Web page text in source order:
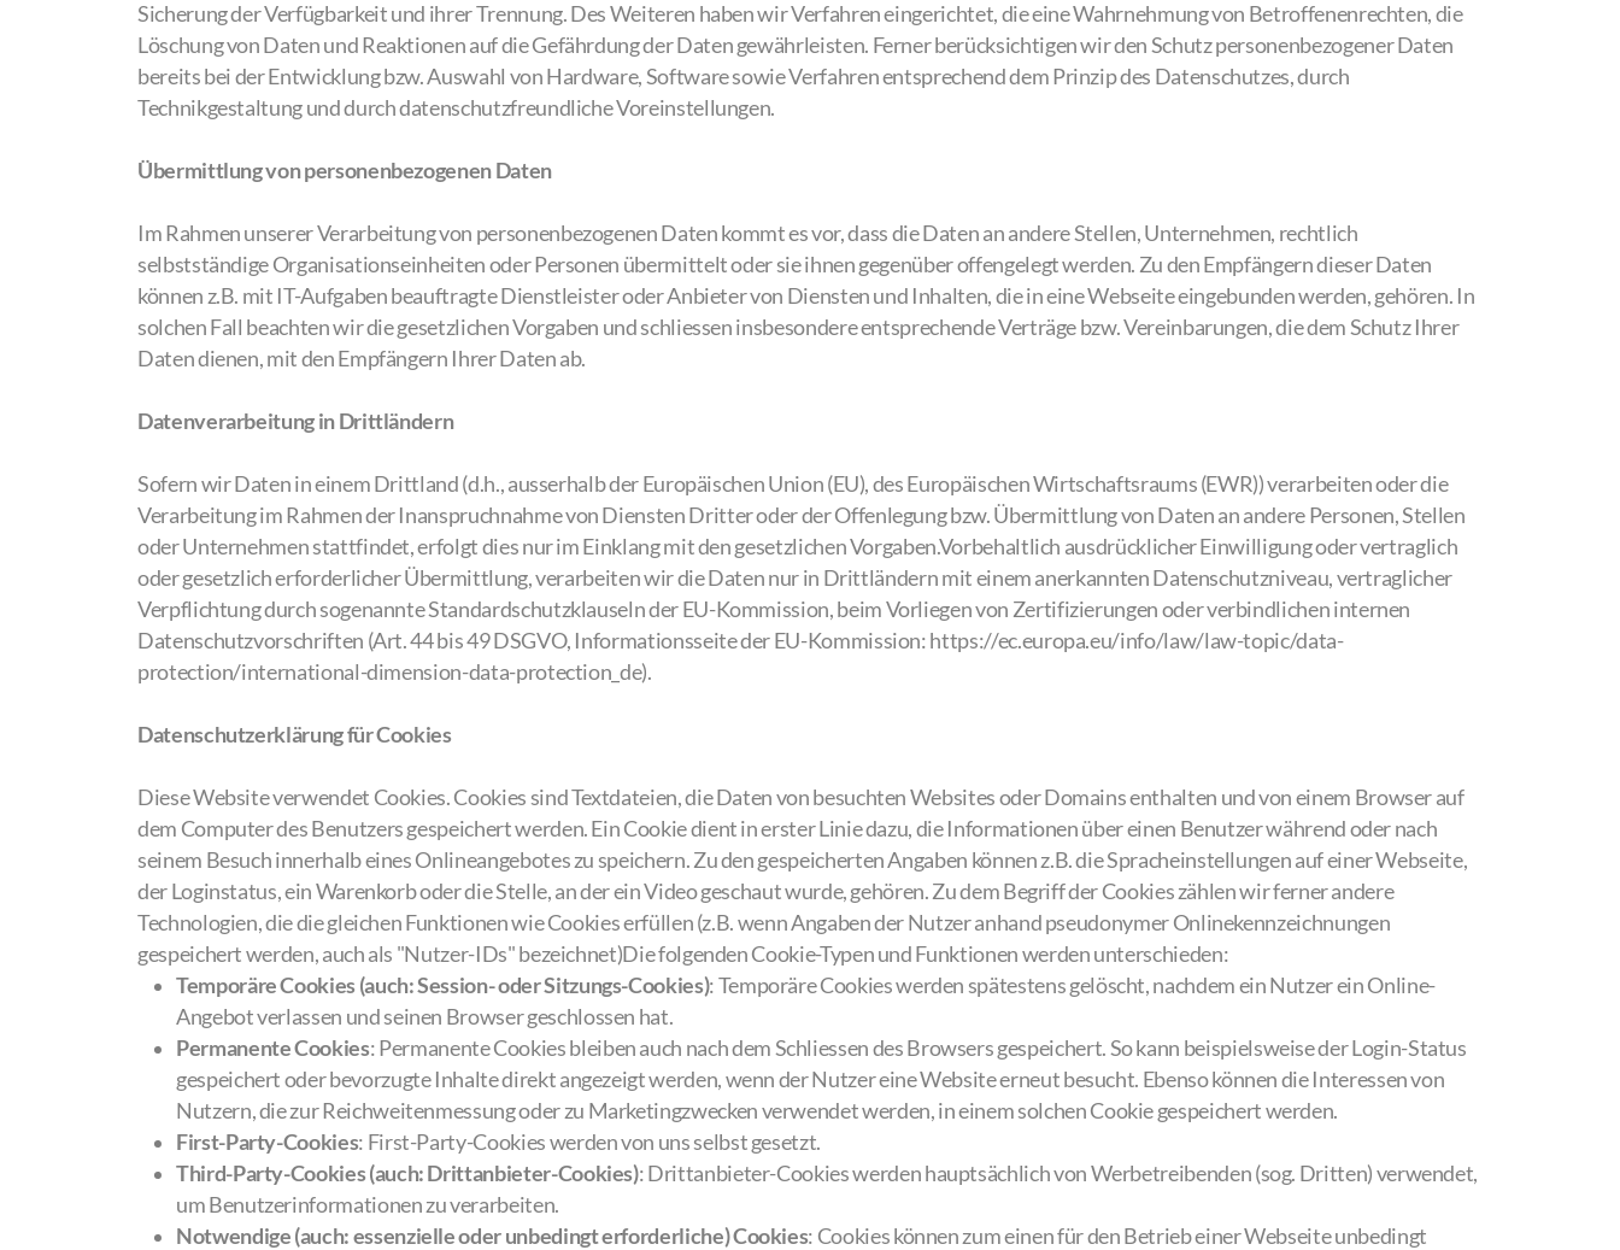
Sicherung der Verfügbarkeit und ihrer Trennung. Des Weiteren haben wir Verfahren eingerichtet, die eine Wahrnehmung von Betroffenenrechten, die
Löschung von Daten und Reaktionen auf die Gefährdung der Daten gewährleisten. Ferner berücksichtigen wir den Schutz personenbezogener Daten
bereits bei der Entwicklung bzw. Auswahl von Hardware, Software sowie Verfahren entsprechend dem Prinzip des Datenschutzes, durch
Technikgestaltung und durch datenschutzfreundliche Voreinstellungen.
Übermittlung von personenbezogenen Daten
Im Rahmen unserer Verarbeitung von personenbezogenen Daten kommt es vor, dass die Daten an andere Stellen, Unternehmen, rechtlich
selbstständige Organisationseinheiten oder Personen übermittelt oder sie ihnen gegenüber offengelegt werden. Zu den Empfängern dieser Daten
können z.B. mit IT-Aufgaben beauftragte Dienstleister oder Anbieter von Diensten und Inhalten, die in eine Webseite eingebunden werden, gehören. In
solchen Fall beachten wir die gesetzlichen Vorgaben und schliessen insbesondere entsprechende Verträge bzw. Vereinbarungen, die dem Schutz Ihrer
Daten dienen, mit den Empfängern Ihrer Daten ab.
Datenverarbeitung in Drittländern
Sofern wir Daten in einem Drittland (d.h., ausserhalb der Europäischen Union (EU), des Europäischen Wirtschaftsraums (EWR)) verarbeiten oder die
Verarbeitung im Rahmen der Inanspruchnahme von Diensten Dritter oder der Offenlegung bzw. Übermittlung von Daten an andere Personen, Stellen
oder Unternehmen stattfindet, erfolgt dies nur im Einklang mit den gesetzlichen Vorgaben.Vorbehaltlich ausdrücklicher Einwilligung oder vertraglich
oder gesetzlich erforderlicher Übermittlung, verarbeiten wir die Daten nur in Drittländern mit einem anerkannten Datenschutzniveau, vertraglicher
Verpflichtung durch sogenannte Standardschutzklauseln der EU-Kommission, beim Vorliegen von Zertifizierungen oder verbindlichen internen
Datenschutzvorschriften (Art. 44 bis 49 DSGVO, Informationsseite der EU-Kommission: https://ec.europa.eu/info/law/law-topic/data-
protection/international-dimension-data-protection_de).
Datenschutzerklärung für Cookies
Diese Website verwendet Cookies. Cookies sind Textdateien, die Daten von besuchten Websites oder Domains enthalten und von einem Browser auf
dem Computer des Benutzers gespeichert werden. Ein Cookie dient in erster Linie dazu, die Informationen über einen Benutzer während oder nach
seinem Besuch innerhalb eines Onlineangebotes zu speichern. Zu den gespeicherten Angaben können z.B. die Spracheinstellungen auf einer Webseite,
der Loginstatus, ein Warenkorb oder die Stelle, an der ein Video geschaut wurde, gehören. Zu dem Begriff der Cookies zählen wir ferner andere
Technologien, die die gleichen Funktionen wie Cookies erfüllen (z.B. wenn Angaben der Nutzer anhand pseudonymer Onlinekennzeichnungen
gespeichert werden, auch als "Nutzer-IDs" bezeichnet)Die folgenden Cookie-Typen und Funktionen werden unterschieden:
Temporäre Cookies (auch: Session- oder Sitzungs-Cookies): Temporäre Cookies werden spätestens gelöscht, nachdem ein Nutzer ein Online-
Angebot verlassen und seinen Browser geschlossen hat.
Permanente Cookies: Permanente Cookies bleiben auch nach dem Schliessen des Browsers gespeichert. So kann beispielsweise der Login-Status
gespeichert oder bevorzugte Inhalte direkt angezeigt werden, wenn der Nutzer eine Website erneut besucht. Ebenso können die Interessen von
Nutzern, die zur Reichweitenmessung oder zu Marketingzwecken verwendet werden, in einem solchen Cookie gespeichert werden.
First-Party-Cookies: First-Party-Cookies werden von uns selbst gesetzt.
Third-Party-Cookies (auch: Drittanbieter-Cookies): Drittanbieter-Cookies werden hauptsächlich von Werbetreibenden (sog. Dritten) verwendet,
um Benutzerinformationen zu verarbeiten.
Notwendige (auch: essenzielle oder unbedingt erforderliche) Cookies: Cookies können zum einen für den Betrieb einer Webseite unbedingt